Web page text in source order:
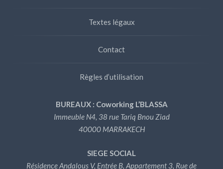
Textes légaux
Contact
Règles d’utilisation
BUREAUX : Coworking L’BLASSA
Immeuble N4, 38 rue Tariq Bnou Ziad
40000 MARRAKECH
SIEGE SOCIAL
Résidence Andalous V, Entrée B, Appartement 3, Rue de